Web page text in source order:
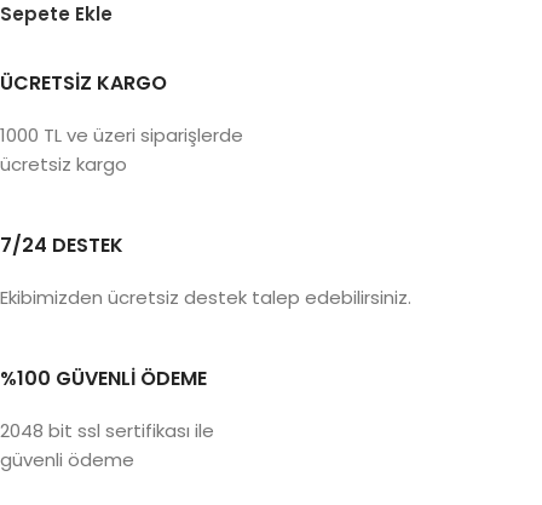
Sepete Ekle
ÜCRETSİZ KARGO
1000 TL ve üzeri siparişlerde
ücretsiz kargo
7/24 DESTEK
Ekibimizden ücretsiz destek talep edebilirsiniz.
%100 GÜVENLİ ÖDEME
2048 bit ssl sertifikası ile
güvenli ödeme